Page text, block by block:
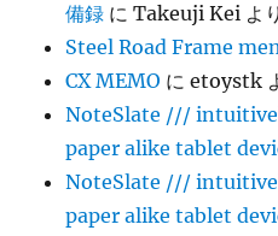
備録 にTakeuji Kei より
Steel Road Frame
CX MEMO にetoystk
NoteSlate ///
paper alike tablet
NoteSlate ///
paper alike tablet